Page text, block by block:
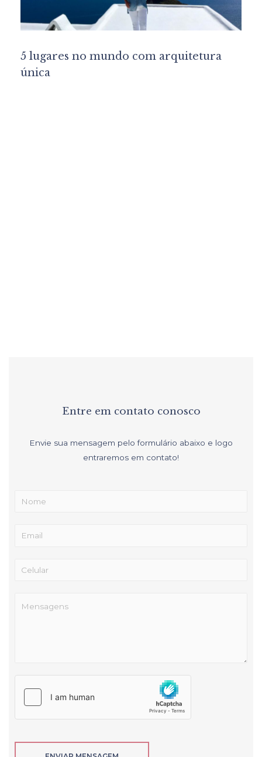
5 lugares no mundo com arquitetura
única
Entre em contato conosco
Envie sua mensagem pelo formulário abaixo e logo
entraremos em contato!